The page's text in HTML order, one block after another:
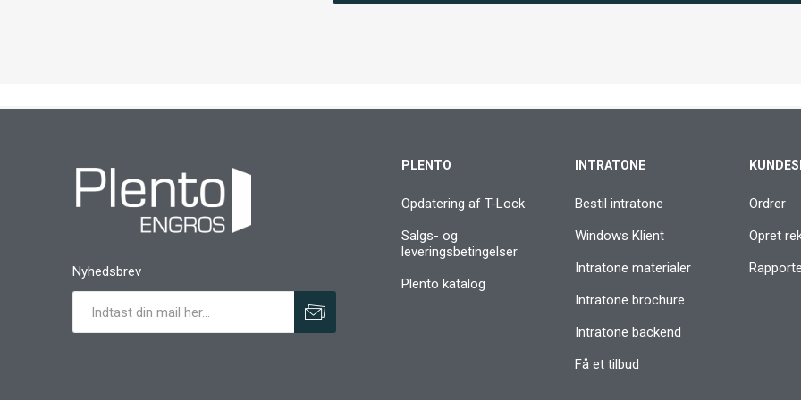
Nyhedsbrev
PLENTO
Opdatering af T-Lock
Salgs- og
leveringsbetingelser
Plento katalog
INTRATONE
Bestil intratone
Windows Klient
Intratone materialer
Intratone brochure
Intratone backend
Få et tilbud
Ordrer
Opret